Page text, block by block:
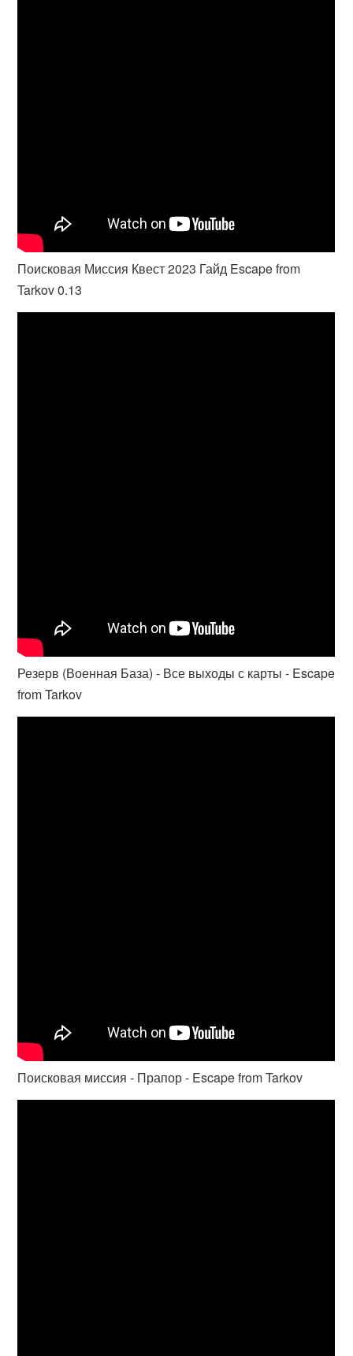
Поисковая Миссия Квест 2023 Гайд Escape from
Tarkov 0.13
Резерв (Военная База) - Все выходы с карты - Escape
from Tarkov
Поисковая миссия - Прапор - Escape from Tarkov